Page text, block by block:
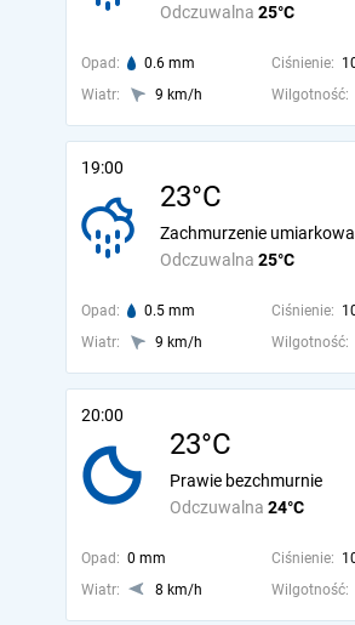
Odczuwalna 25°C
Opad: 0.6 mm Ciśnienie:
Wiatr:
9 km/h Wilgotność:
19:00
23°C
Odczuwalna 25°C
Zachmurzenie
Opad: 0.5 mm Ciśnienie:
Wiatr:
9 km/h Wilgotność:
20:00
23°C
Odczuwalna 24°C
Prawie bezchmurnie
Opad: 0 mm Ciśnienie:
Wiatr:
8 km/h Wilgotność: